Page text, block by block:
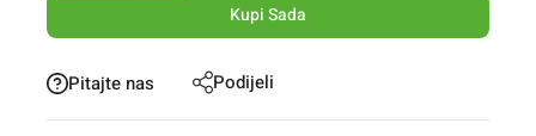
Kupi Sada
Pitajte nas Podijeli